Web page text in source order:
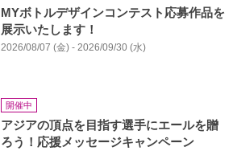
MYボトルデザインコンテスト応募作品を
展⽰いたします！
2026/08/07 (金) - 2026/09/30 (水)
開催中
アジアの頂点を目指す選手にエールを贈
ろう！応援メッセージキャンペーン